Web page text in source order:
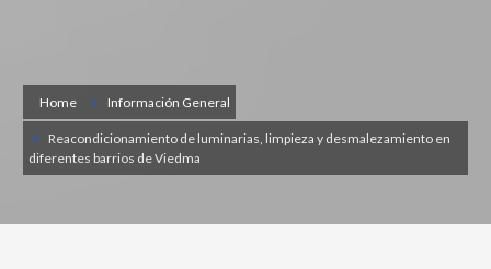
Home Información General
Reacondicionamiento de luminarias, limpieza y desmalezamiento en
diferentes barrios de Viedma